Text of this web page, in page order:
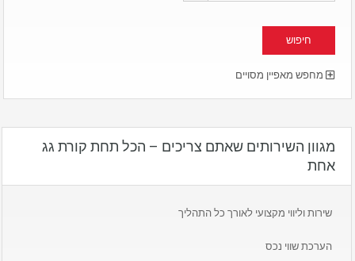
מחפש מאפיין מסויים
מגוון השירותים שאתם צריכים – הכל תחת קורת גג
אחת
שירות וליווי מקצועי לאורך כל התהליך
הערכת שווי נכס